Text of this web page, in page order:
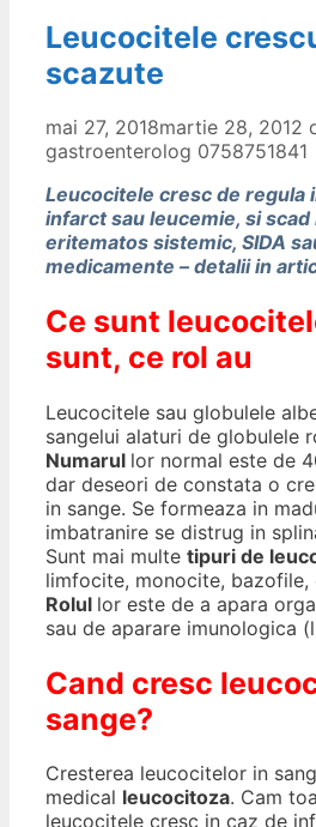
Leucocitele
scazute
mai 27, 2018martie 28, 2012
gastroenterolog 0758751841
Leucocitele cresc de regula
infarct sau leucemie, si
eritematos sistemic, SIDA
medicamente – detalii in
Ce sunt
sunt, ce rol au
Leucocitele sau globulele
sangelui alaturi de globulele
Numarul lor normal este de
dar deseori de constata o
in sange. Se formeaza in
imbatranire se distrug in
Sunt mai multe tipuri de
limfocite, monocite, bazofile,
Rolul lor este de a apara
sau de aparare imunologica
Cand cresc
sange?
Cresterea leucocitelor in
medical leucocitoza. Cam
leucocitele cresc in caz de